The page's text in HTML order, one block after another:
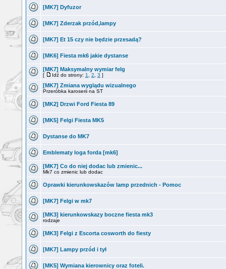
[MK7] Dyfuzor
[MK7] Zderzak przód,lampy
[MK7] Et 15 czy nie będzie przesadą?
[MK6] Fiesta mk6 jakie dystanse
[MK7] Maksymalny wymiar felg
[ Idź do strony: 1 2 3 ]
[MK7] Zmiana wyglądu wizualnego
Przeróbka karoserii na ST
[MK2] Drzwi Ford Fiesta 89
[MK5] Felgi Fiesta MK5
Dystanse do MK7
Emblematy loga forda [mk6]
[MK7] Co do niej dodac lub zmienic...
Mk7 co zmienic lub dodac
Oprawki kierunkowskazów lamp przednich - Pomoc
[MK7] Felgi w mk7
[MK3] kierunkowskazy boczne fiesta mk3
rodzaje
[MK3] Felgi z Escorta cosworth do fiesty
[MK7] Lampy przód i tył
[MK5] Wymiana kierownicy oraz foteli.